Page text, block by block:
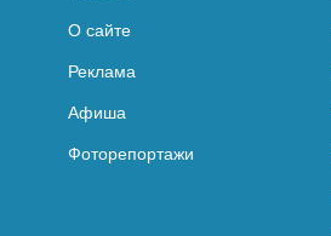
О сайте
Реклама
Афиша
Фоторепортажи